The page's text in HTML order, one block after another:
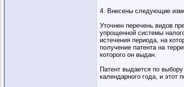
4. Внесены следующие
Уточнен перечень видов
упрощенной системы
истечения периода, на
получение патента на
которого он выдан.
Патент выдается по
календарного года, и